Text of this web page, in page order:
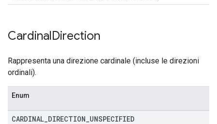
CardinalDirection
Rappresenta una direzione cardinale (incluse le direzioni
ordinali).
Enum
CARDINAL DIRECTION UNSPECIFIED